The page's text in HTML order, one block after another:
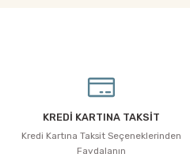
bulunuyor.
pahalı.
olmalı.
KREDİ KARTINA TAKSİT
Kredi Kartına Taksit Seçeneklerinden
Faydalanın